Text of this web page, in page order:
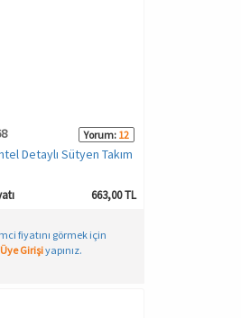
Yorum: 12
Detaylı Sütyen Takım
663,00 TL
fiyatını görmek için
Üye Girişiyapınız.